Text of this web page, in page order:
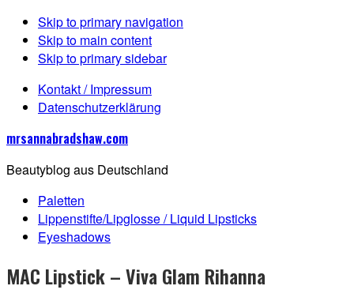
Skip to primary navigation
Skip to main content
Skip to primary sidebar
Kontakt / Impressum
Datenschutzerklärung
mrsannabradshaw.com
Beautyblog aus Deutschland
Paletten
Lippenstifte/Lipglosse / Liquid Lipsticks
Eyeshadows
MAC Lipstick – Viva Glam Rihanna